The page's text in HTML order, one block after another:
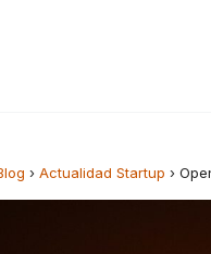
› Actualidad Startup ›